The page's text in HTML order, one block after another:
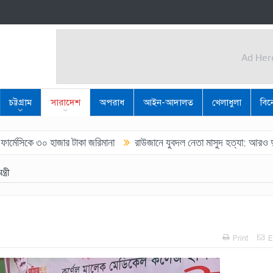
Ad
Ad
চট্টগ্রাম সারাদেশ অপরাধ আইন-আদালত খেলাধুলা
হাজার টাকা জরিমানা রাউজানে যুবদল নেতা মাসুদ হত্যা: আরও দুই শুটার
Print